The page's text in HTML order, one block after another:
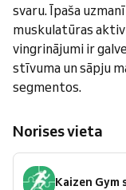
svaru. Īpaša
muskulatūras
vingrinājumi ir
stīvuma un sāpju
segmentos.
Norises vieta
Kaizen Gym